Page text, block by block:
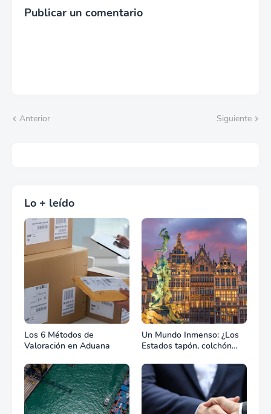
Publicar un comentario
Anterior Siguiente
Lo + leído
Los 6 Métodos de
Valoración en Aduana
Un Mundo Inmenso: ¿Los
Estados tapón, colchón
combate?